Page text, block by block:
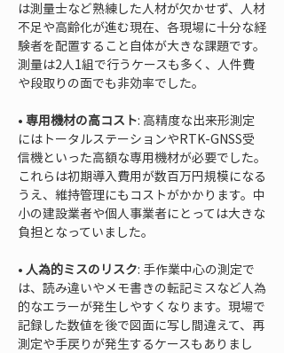
は測量士など熟練した人材が欠かせず、人材
不足や高齢化が進む現在、各現場に十分な経
験者を配置すること自体が大きな課題です。
測量は2人1組で行うケースも多く、人件費
• 専用機材の高コスト: 高精度な出来形測定
にはトータルステーションやRTK-GNSS受
信機といった高額な専用機材が必要でした。
これらは初期導入費用が数百万円規模になる
うえ、維持管理にもコストがかかります。中
小の建設業者や個人事業者にとっては大きな
• 人為的ミスのリスク: 手作業中心の測定で
は、読み違いやメモ書きの転記ミスなど人為
的なエラーが発生しやすくなります。現場で
記録した数値を後で図面に写し間違えて、再
測定や手戻りが発生するケースもありまし